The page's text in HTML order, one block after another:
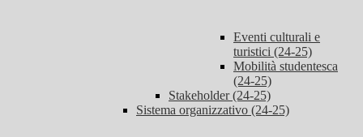
Eventi culturali e
turistici (24-25)
Mobilità studentesca
(24-25)
Stakeholder (24-25)
Sistema organizzativo (24-25)